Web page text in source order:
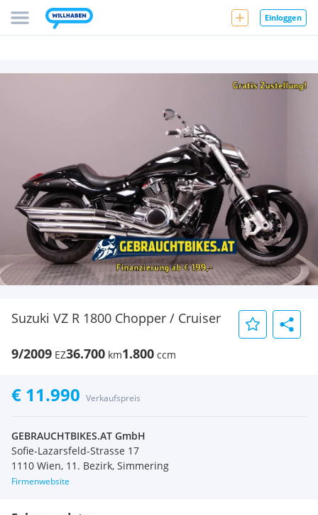
Einloggen
Suzuki VZ R 1800 Chopper / Cruiser
9/2009 EZ36.700 km1.800 ccm
€ 11.990 Verkaufspreis
GEBRAUCHTBIKES.AT GmbH
Sofie-Lazarsfeld-Strasse 17
1110 Wien, 11. Bezirk, Simmering
Firmenwebsite